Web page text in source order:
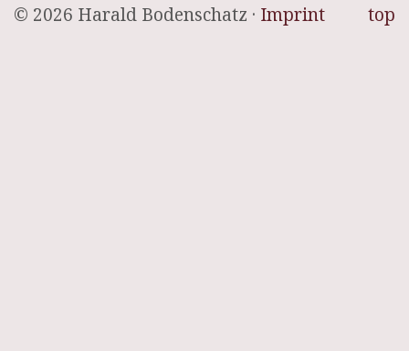
top
© 2026 Harald Bodenschatz · Imprint